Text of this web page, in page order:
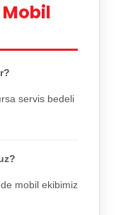
servis bedeli
mobil ekibimiz